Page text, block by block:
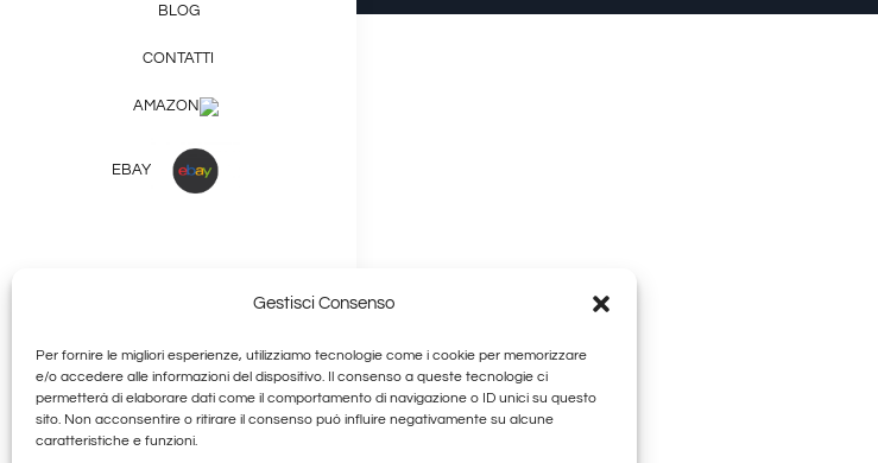
Gestisci Consenso
Per fornire le migliori esperienze, utilizziamo tecnologie come i cookie per memorizzare
e/o accedere alle informazioni del dispositivo. Il consenso a queste tecnologie ci
permetterà di elaborare dati come il comportamento di navigazione o ID unici su questo
sito. Non acconsentire o ritirare il consenso può influire negativamente su alcune
caratteristiche e funzioni.
BLOG
CONTATTI
AMAZON
EBAY
Shop Prodotti Tipici
+39 377 253 9581